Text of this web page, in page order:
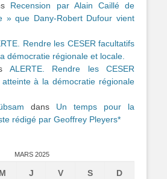
Recension par Alain Caillé de
» que Dany-Robert Dufour vient
Rendre les CESER facultatifs
démocratie régionale et locale.
ALERTE. Rendre les CESER
à la démocratie régionale
dans Un temps pour la
rédigé par Geoffrey Pleyers*
MARS 2025
M J V S D